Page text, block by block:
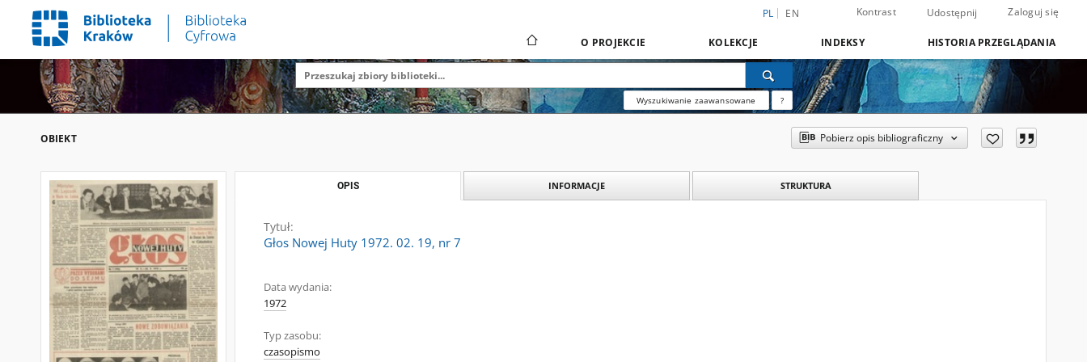
PL EN Kontrast Udostępnij Zaloguj się
O PROJEKCIE KOLEKCJE INDEKSY HISTORIA PRZEGLĄDANIA
Wyszukiwanie zaawansowane ?
OBIEKT Pobierz opis bibliograficzny
OPIS INFORMACJE STRUKTURA
Tytuł:
Głos Nowej Huty 1972. 02. 19, nr 7
Data wydania:
1972
Typ zasobu:
czasopismo